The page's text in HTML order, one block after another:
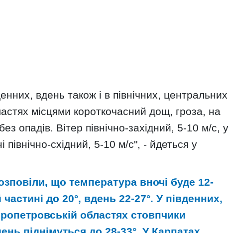
вдень також і в північних, центральних
місцями короткочасний дощ, гроза, на
опадів. Вітер північно-західний, 5-10 м/с, у
північно-східний, 5-10 м/с", - йдеться у
що температура вночі буде 12-
частині до 20°, вдень 22-27°. У південних,
областях стовпчики